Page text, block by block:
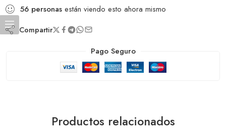
56 personas están viendo esto ahora mismo
Compartir
Pago Seguro
Productos relacionados